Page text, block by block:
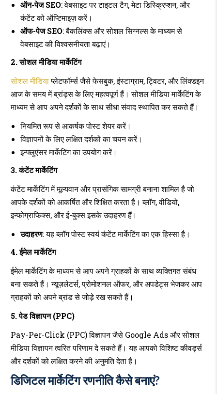
ऑन-पेज SEO: वेबसाइट पर टाइटल टैग, मेटा डिस्क्रिप्शन, और
कंटेंट को ऑप्टिमाइज़ करें।
ऑफ-पेज SEO: बैकलिंक्स और सोशल सिग्नल्स के माध्यम से
वेबसाइट की विश्वसनीयता बढ़ाएं।
2. सोशल मीडिया मार्केटिंग
सोशल मीडियाप्लेटफॉर्म्स जैसे फेसबुक, इंस्टाग्राम, ट्विटर, और लिंक्डइन
आज के समय में ब्रांड्स के लिए महत्वपूर्ण हैं। सोशल मीडिया मार्केटिंग के
माध्यम से आप अपने दर्शकों के साथ सीधा संवाद स्थापित कर सकते हैं।
नियमित रूप से आकर्षक पोस्ट शेयर करें।
विज्ञापनों के लिए लक्षित दर्शकों का चयन करें।
इन्फ्लुएंसर मार्केटिंग का उपयोग करें।
3. कंटेंट मार्केटिंग
कंटेंट मार्केटिंग में मूल्यवान और प्रासंगिक सामग्री बनाना शामिल है जो
आपके दर्शकों को आकर्षित और शिक्षित करता है। ब्लॉग, वीडियो,
इन्फोग्राफिक्स, और ई-बुक्स इसके उदाहरण हैं।
उदाहरण: यह ब्लॉग पोस्ट स्वयं कंटेंट मार्केटिंग का एक हिस्सा है।
4. ईमेल मार्केटिंग
ईमेल मार्केटिंग के माध्यम से आप अपने ग्राहकों के साथ व्यक्तिगत संबंध
बना सकते हैं। न्यूज़लेटर्स, प्रोमोशनल ऑफर, और अपडेट्स भेजकर आप
ग्राहकों को अपने ब्रांड से जोड़े रख सकते हैं।
5. पेड विज्ञापन (PPC)
Pay-Per-Click (PPC) विज्ञापन जैसे Google Ads और सोशल
मीडिया विज्ञापन त्वरित परिणाम दे सकते हैं। यह आपको विशिष्ट कीवर्ड्स
और दर्शकों को लक्षित करने की अनुमति देता है।
डिजिटल मार्केटिंग रणनीति कैसे बनाएं?